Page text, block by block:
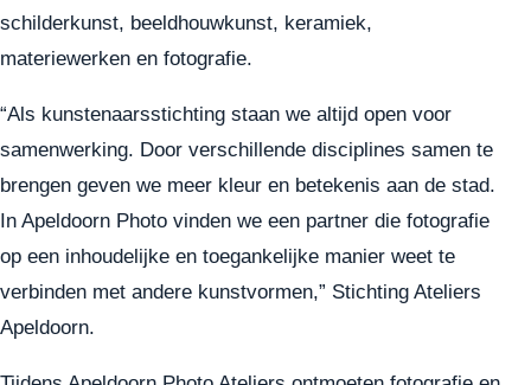
schilderkunst, beeldhouwkunst, keramiek,
materiewerken en fotografie.
“Als kunstenaarsstichting staan we altijd open voor
samenwerking. Door verschillende disciplines samen te
brengen geven we meer kleur en betekenis aan de stad.
In Apeldoorn Photo vinden we een partner die fotografie
op een inhoudelijke en toegankelijke manier weet te
verbinden met andere kunstvormen,” Stichting Ateliers
Apeldoorn.